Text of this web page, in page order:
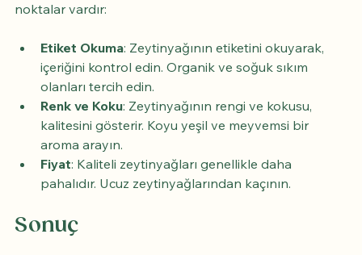
noktalar vardır:
Etiket Okuma: Zeytinyağının etiketini okuyarak,
içeriğini kontrol edin. Organik ve soğuk sıkım
olanları tercih edin.
Renk ve Koku: Zeytinyağının rengi ve kokusu,
kalitesini gösterir. Koyu yeşil ve meyvemsi bir
aroma arayın.
Fiyat: Kaliteli zeytinyağları genellikle daha
pahalıdır. Ucuz zeytinyağlarından kaçının.
Sonuç